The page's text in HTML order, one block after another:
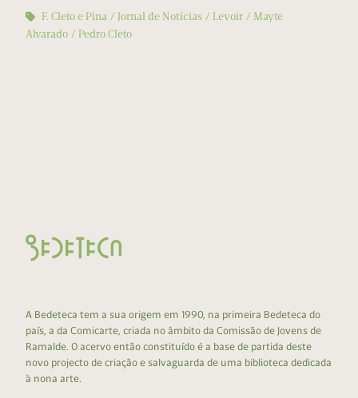
F. Cleto e Pina
Jornal de Notícias Levoir
Mayte
Alvarado
Pedro Cleto
A Bedeteca tem a sua origem em 1990, na primeira Bedeteca do
país, a da Comicarte, criada no âmbito da Comissão de Jovens de
Ramalde. O acervo então constituído é a base de partida deste
novo projecto de criação e salvaguarda de uma biblioteca dedicada
à nona arte.